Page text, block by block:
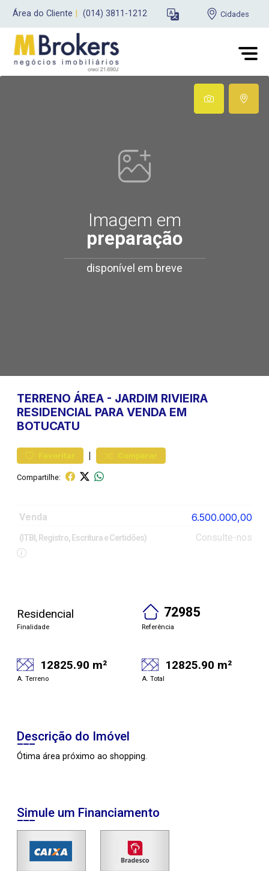
Área do Cliente (014) 3811-1212 Cidades
Imagem em
preparação
disponível em breve
TERRENO ÁREA - JARDIM RIVIEIRA
RESIDENCIAL PARA VENDA EM
BOTUCATU
Favoritar | Comparar
Compartilhe:
Venda 6.500.000,00
(ITBI, Registro, Escritura e Certidões) Consulte-nos
Residencial
Finalidade
72985
Referência
12825.90 m²
A. Terreno
12825.90 m²
A. Total
Descrição do Imóvel
Ótima área próximo ao shopping.
Simule um Financiamento